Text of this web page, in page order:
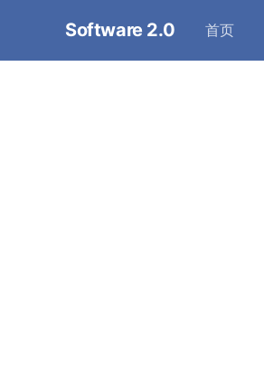
Software 2.0 首页